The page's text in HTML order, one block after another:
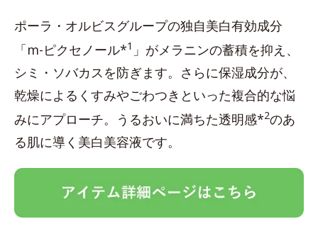
ポーラ・オルビスグループの独自美白有効成分
「m-ピクセノール*1 」がメラニンの蓄積を抑え、
シミ・ソバカスを防ぎます。さらに保湿成分が、
乾燥によるくすみやごわつきといった複合的な悩
みにアプローチ。うるおいに満ちた透明感*2のあ
る肌に導く美白美容液です。